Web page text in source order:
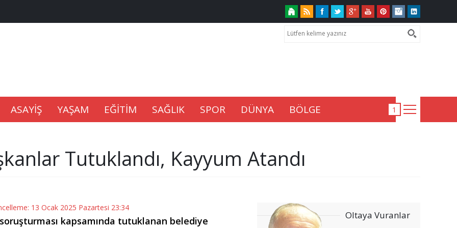
ASAYİŞ YAŞAM EĞİTİM SAĞLIK SPOR DÜNYA BÖLGE
Tutuklandı, Kayyum Atandı
13 Ocak 2025 Pazartesi 23:34
kapsamında tutuklanan belediye
Oltaya Vuranlar